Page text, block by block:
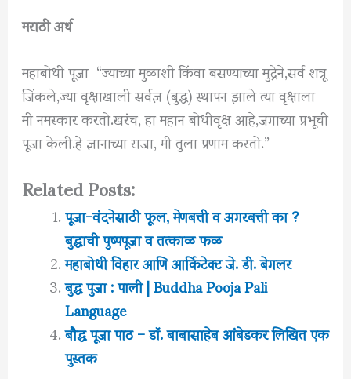
मराठी अर्थ
महाबोधी पूजा “ज्याच्या मुळाशी किंवा बसण्याच्या मुद्रेने,सर्व शत्रू
जिंकले,ज्या वृक्षाखाली सर्वज्ञ (बुद्ध) स्थापन झाले त्या वृक्षाला
मी नमस्कार करतो.खरंच, हा महान बोधीवृक्ष आहे,जगाच्या प्रभूची
पूजा केली.हे ज्ञानाच्या राजा, मी तुला प्रणाम करतो.”
Related Posts:
पूजा-वंदनेसाठी फूल, मेणबत्ती व अगरबत्ती का ?
बुद्धाची पुष्पपूजा व तत्काळ फळ
महाबोधी विहार आणि आर्किटेक्ट जे. डी. बेगलर
बुद्ध पुजा : पाली | Buddha Pooja Pali
Language
बौद्ध पूजा पाठ – डॉ. बाबासाहेब आंबेडकर लिखित एक
पुस्तक